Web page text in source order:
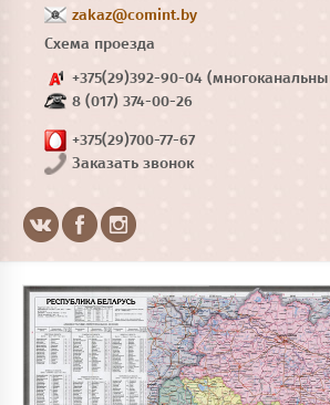
zakaz@comint.by
Схема проезда
+375(29)392-90-04
8 (017) 374-00-26
+375(29)700-77-67
Заказать звонок